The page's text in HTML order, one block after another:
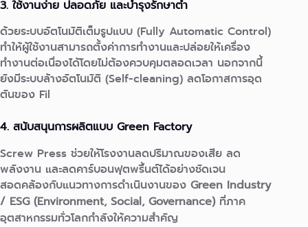
3. ใช้งานง่าย ปลอดภัย และบำรุงรักษาต่ำ
ด้วยระบบอัตโนมัติเต็มรูปแบบ (Fully Automatic Control)
ทำให้ผู้ใช้งานสามารถตั้งค่าการทำงานและปล่อยให้เครื่อง
ทำงานต่อเนื่องได้โดยไม่ต้องควบคุมตลอดเวลา นอกจากนี้
ยังมีระบบล้างอัตโนมัติ (Self-cleaning) ลดโอกาสการอุด
ตันของ Fil
4. สนับสนุนการผลิตแบบ Green Factory
Screw Press ช่วยให้โรงงานลดปริมาณของเสีย ลด
พลังงาน และลดคาร์บอนฟุตพริ้นต์ได้อย่างชัดเจน
สอดคล้องกับแนวทางการดำเนินงานของ Green Industry
/ ESG (Environment, Social, Governance) ที่ภาค
อุตสาหกรรมทั่วโลกกำลังให้ความสำคัญ